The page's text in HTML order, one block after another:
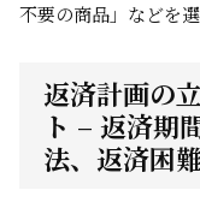
不要の商品」などを
返済計画の
ト – 返済期
法、返済困